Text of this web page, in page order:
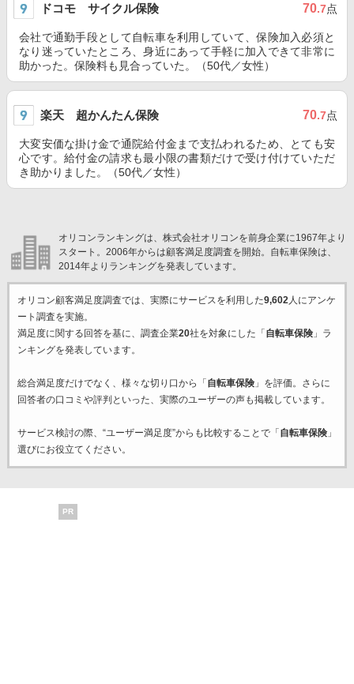
ドコモ サイクル保険 70.7点
会社で通勤手段として自転車を利用していて、保険加入必須と
なり迷っていたところ、身近にあって手軽に加入できて非常に
助かった。保険料も見合っていた。（50代／女性）
楽天 超かんたん保険 70.7点
大変安価な掛け金で通院給付金まで支払われるため、とても安
心です。給付金の請求も最小限の書類だけで受け付けていただ
き助かりました。（50代／女性）
オリコンランキングは、株式会社オリコンを前身企業に1967年より
スタート。2006年からは顧客満足度調査を開始。自転車保険は、
2014年よりランキングを発表しています。
オリコン顧客満足度調査では、実際にサービスを利用した9,602人にアンケ
ート調査を実施。
満足度に関する回答を基に、調査企業20社を対象にした「 自転車保険」ラ
ンキングを発表しています。
総合満足度だけでなく、様々な切り口から「 自転車保険」を評価。さらに
回答者の口コミや評判といった、実際のユーザーの声も掲載しています。
サービス検討の際、“ユーザー満足度”からも比較することで「 自転車保険」
選びにお役立てください。
PR